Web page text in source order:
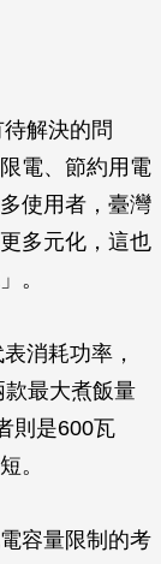
解決的問
電、節約用電
使用者，臺灣
多元化，這也
。
消耗功率，
款最大煮飯量
則是600瓦
。
容量限制的考